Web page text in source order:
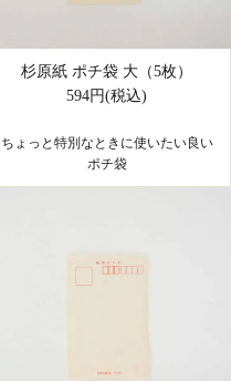
杉原紙 ポチ袋 大（5枚）
594円(税込)
ちょっと特別なときに使いたい良い
ポチ袋